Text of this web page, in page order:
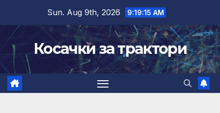
content
Sun. Aug 9th, 2026 9:19:16 AM
Косачки за трактори